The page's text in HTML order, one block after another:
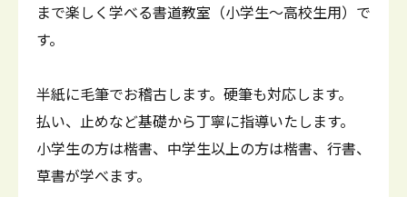
まで楽しく学べる書道教室（小学生～高校生用）で
す。
半紙に毛筆でお稽古します。硬筆も対応します。
払い、止めなど基礎から丁寧に指導いたします。
小学生の方は楷書、中学生以上の方は楷書、行書、
草書が学べます。